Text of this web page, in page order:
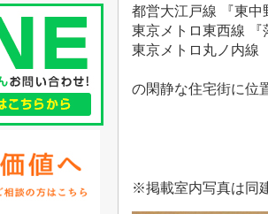
都営大江戸線 『東中
東京メトロ東西線 『
東京メトロ丸ノ内線
の閑静な住宅街に位
※掲載室内写真は同